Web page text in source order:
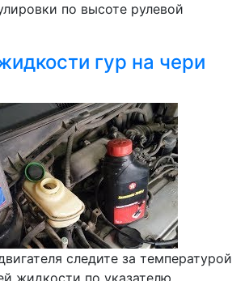
по высоте рулевой
гур на чери
следите за температурой
жидкости по указателю....